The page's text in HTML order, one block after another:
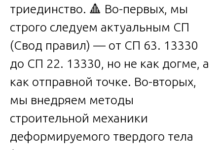
триединство. 🔺 Во-первых, мы
строго следуем актуальным СП
(Свод правил) — от СП 63. 13330
до СП 22. 13330, но не как догме, а
как отправной точке. Во-вторых,
мы внедряем методы
строительной механики
деформируемого твердого тела